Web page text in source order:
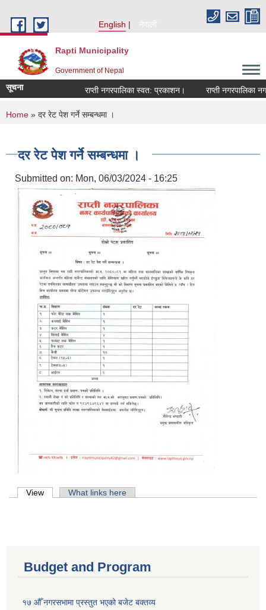
English
नेपाली
Rapti Municipality
Government of Nepal
सूचना राप्ती नगरपालिका स्वत: प्रकाशन। राप्ती नगरपालिका
You are here
Home » दर रेट पेश गर्ने सम्बन्धमा ।
दर रेट पेश गर्ने सम्बन्धमा ।
Submitted on: Mon, 06/03/2024 - 16:25
Primary tabs
View (active tab)What links here
Budget and Program
१७ औँ नगरसभामा प्रस्तुत भएको बजेट बक्तव्य